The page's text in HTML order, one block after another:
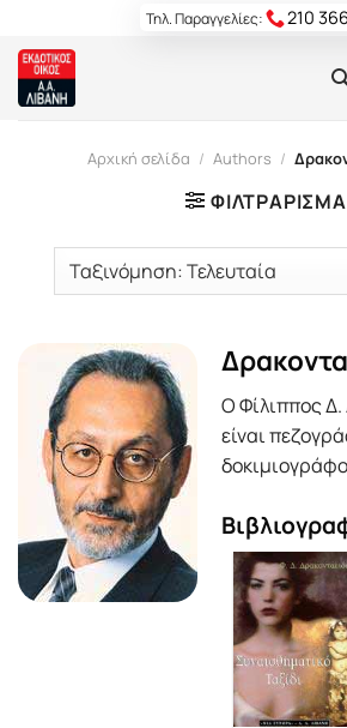
content
Τηλ. Παραγγελίες: 210
Αρχική σελίδα / Authors /
ΦΙΛΤΡΆΡΙΣΜΑ
O Φίλιππος
είναι